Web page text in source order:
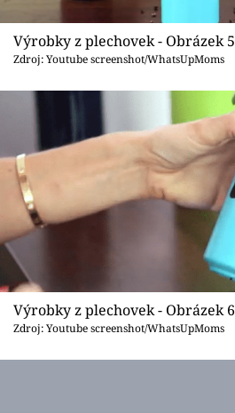
Výrobky z plechovek - Obrázek 5
Zdroj: Youtube screenshot/WhatsUpMoms
Výrobky z plechovek - Obrázek 6
Zdroj: Youtube screenshot/WhatsUpMoms